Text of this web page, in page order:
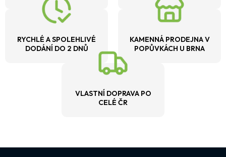
RYCHLÉ A SPOLEHLIVÉ
DODÁNÍ DO 2 DNŮ
KAMENNÁ PRODEJNA V
POPŮVKÁCH U BRNA
VLASTNÍ DOPRAVA PO
CELÉ ČR